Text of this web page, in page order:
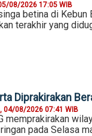
08/2026 17:05 WIB
betina di Kebun
terakhir yang
Diprakirakan
04/08/2026 07:41 WIB
memprakirakan
pada Selasa